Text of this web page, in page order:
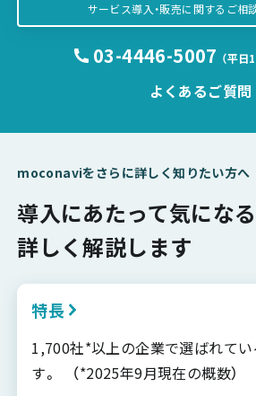
サービス導入・販売に関するご相
03-4446-5007 （平
よくあるご質問
moconaviをさらに詳しく知りたい方へ
導入にあたって気にな
詳しく解説します
特長
1,700社*以上の企業で選ばれて
す。 （*2025年9月現在の概数）